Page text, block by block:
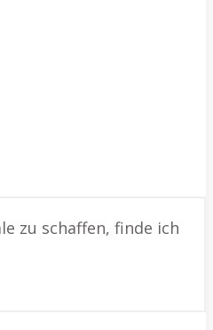
zu schaffen, finde ich